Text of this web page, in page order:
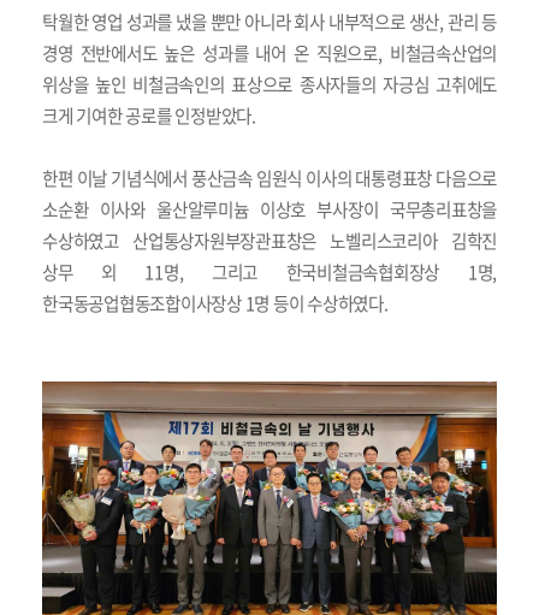
탁월한 영업 성과를 냈을 뿐만 아니라 회사 내부적으로 생산,관리 등
경영 전반에서도 높은 성과를 내어 온 직원으로, 비철금속산업의
위상을 높인 비철금속인의 표상으로 종사자들의 자긍심 고취에도
크게 기여한 공로를 인정받았다.
한편 이날 기념식에서 풍산금속 임원식 이사의 대통령표창 다음으로
소순환 이사와 울산알루미늄 이상호 부사장이 국무총리표창을
수상하였고 산업통상자원부장관표창은 노벨리스코리아 김학진
상무 외 11명, 그리고 한국비철금속협회장상 1명,
한국동공업협동조합이사장상1명 등이 수상하였다.